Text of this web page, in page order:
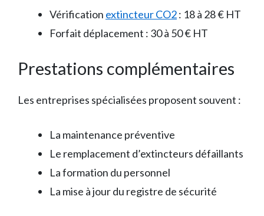
Vérification extincteur CO2: 18 à 28 € HT
Forfait déplacement : 30 à 50 € HT
Prestations complémentaires
Les entreprises spécialisées proposent souvent :
La maintenance préventive
Le remplacement d’extincteurs défaillants
La formation du personnel
La mise à jour du registre de sécurité